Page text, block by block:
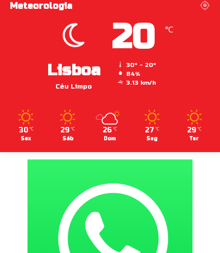
Meteorologia
Lisboa
Céu Limpo
20 ℃
30º - 20º
84%
3.13 km/h
30 ℃
Sex
29 ℃
Sáb
26 ℃
Dom
27 ℃
Seg
29 ℃
Ter